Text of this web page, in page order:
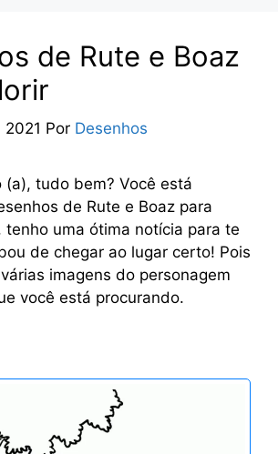
de Rute e Boaz
Por Desenhos
(a), tudo bem? Você está
de Rute e Boaz para
tenho uma ótima notícia para te
de chegar ao lugar certo! Pois
imagens do personagem
você está procurando.